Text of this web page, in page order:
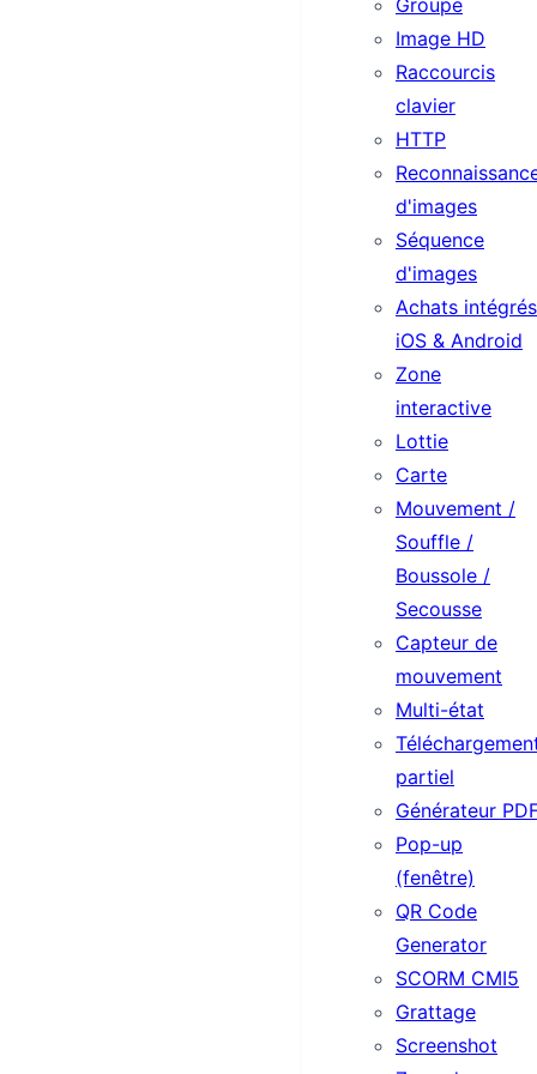
Groupe
Image HD
Raccourcis
clavier
HTTP
d'images
Séquence
d'images
Achats intégrés
iOS & Android
Zone
interactive
Lottie
Carte
Mouvement /
Souffle /
Boussole /
Secousse
Capteur de
mouvement
Multi-état
partiel
Générateur
Pop-up
(fenêtre)
QR Code
Generator
SCORM CMI5
Grattage
Screenshot